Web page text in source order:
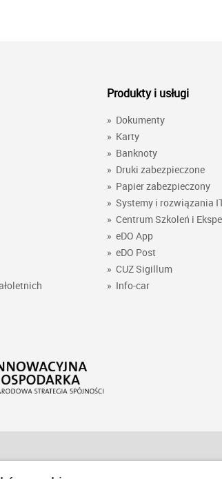
Produkty i usługi
» Dokumenty
» Karty
» Banknoty
» Druki zabezpieczone
» Papier zabezpieczony
» Systemy i rozwiązania
» Centrum Szkoleń i
» eDO App
» eDO Post
» CUZ Sigillum
» Info-car